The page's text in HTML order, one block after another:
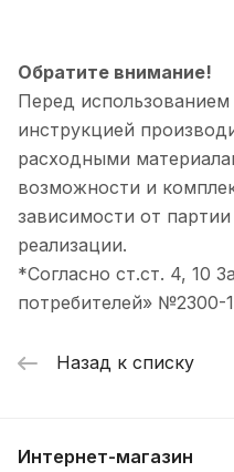
Обратите внимание!
Перед использованием
инструкцией
расходными
возможности и
зависимости от
реализации.
*Согласно ст.ст. 4, 10
потребителей» №2300-1
Назад к списку
Интернет-магазин